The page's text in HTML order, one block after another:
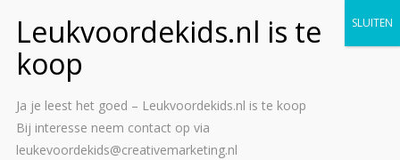
Ja je leest het goed – Leukvoordekids.nl is te koop
Bij interesse neem contact op via
leukevoordekids@creativemarketing.nl